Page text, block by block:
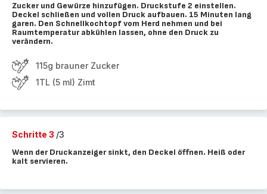
Zucker und Gewürze hinzufügen. Druckstufe 2 einstellen.
Deckel schließen und vollen Druck aufbauen. 15 Minuten lang
garen. Den Schnellkochtopf vom Herd nehmen und bei
Raumtemperatur abkühlen lassen, ohne den Druck zu
verändern.
115g brauner Zucker
1TL (5 ml) Zimt
Schritte 3 /3
Wenn der Druckanzeiger sinkt, den Deckel öffnen. Heiß oder
kalt servieren.